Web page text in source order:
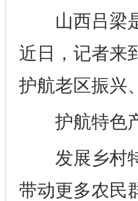
山西吕梁是
近日，记者来
护航老区振兴
护航特色产
发展乡村特
带动更多农民